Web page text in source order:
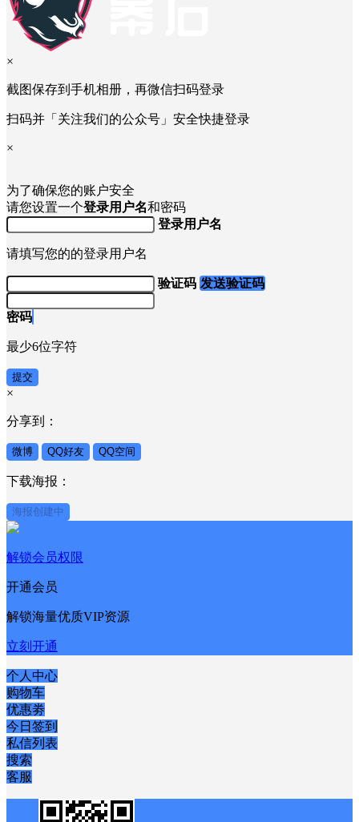
×
截图保存到手机相册，再微信扫码登录
扫码并「关注我们的公众号」安全快捷登录
×
为了确保您的账户安全
请您设置一个登录用户名和密码
登录用户名
请填写您的的登录用户名
验证码 发送验证码
密码
最少6位字符
提交
×
分享到：
微博 QQ好友 QQ空间
下载海报：
海报创建中
解锁会员权限
开通会员
解锁海量优质VIP资源
立刻开通
个人中心
购物车
优惠劵
今日签到
私信列表
搜索
客服